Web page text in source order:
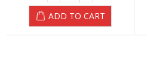
ADD TO CART